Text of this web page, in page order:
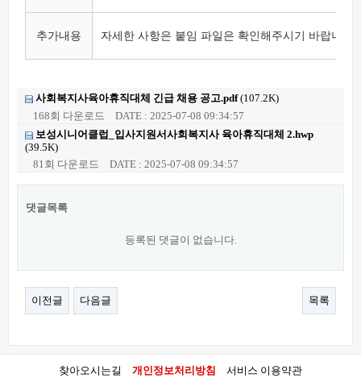
추가내용 자세한 사항은 붙임 파일은 확인해주시기 바랍니다.
사회복지사육아휴직대체 긴급 채용 공고.pdf(107.2K)
168회 다운로드
DATE : 2025-07-08 09:34:57
보성시니어클럽_입사지원서사회복지사 육아휴직대체 2.hwp
(39.5K)
81회 다운로드
DATE : 2025-07-08 09:34:57
댓글목록
등록된 댓글이 없습니다.
이전글 다음글 목록
찾아오시는길 개인정보처리방침 서비스 이용약관